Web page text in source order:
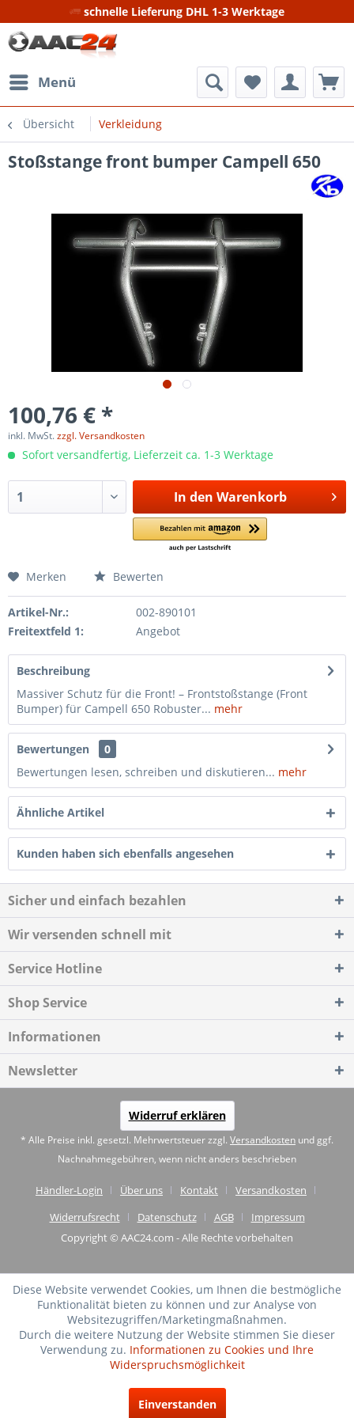
schnelle Lieferung DHL 1-3 Werktage
Menü
Übersicht Verkleidung
Stoßstange front bumper Campell 650
100,76 € *
inkl. MwSt.zzgl. Versandkosten
Sofort versandfertig, Lieferzeit ca. 1-3 Werktage
In den Warenkorb
Merken Bewerten
Artikel-Nr.:
002-890101
Freitextfeld 1:
Angebot
Beschreibung
Massiver Schutz für die Front! – Frontstoßstange (Front
Bumper) für Campell 650 Robuster... mehr
Bewertungen
0
Bewertungen lesen, schreiben und diskutieren... mehr
Ähnliche Artikel
Kunden haben sich ebenfalls angesehen
Sicher und einfach bezahlen
Wir versenden schnell mit
Service Hotline
Shop Service
Informationen
Newsletter
Widerruf erklären
* Alle Preise inkl. gesetzl. Mehrwertsteuer zzgl. Versandkosten und ggf.
Nachnahmegebühren, wenn nicht anders beschrieben
Händler-Login Über uns Kontakt
Versandkosten
Widerrufsrecht
Datenschutz AGB
Impressum
Copyright © AAC24.com - Alle Rechte vorbehalten
Diese Website verwendet Cookies, um Ihnen die bestmögliche
Funktionalität bieten zu können und zur Analyse von
Websitezugriffen/Marketingmaßnahmen.
Durch die weitere Nutzung der Website stimmen Sie dieser
Verwendung zu. Informationen zu Cookies und Ihre
Widerspruchsmöglichkeit
Einverstanden
(4.75 / 5)
Bewertungen bei: shopvote.de ⓘ